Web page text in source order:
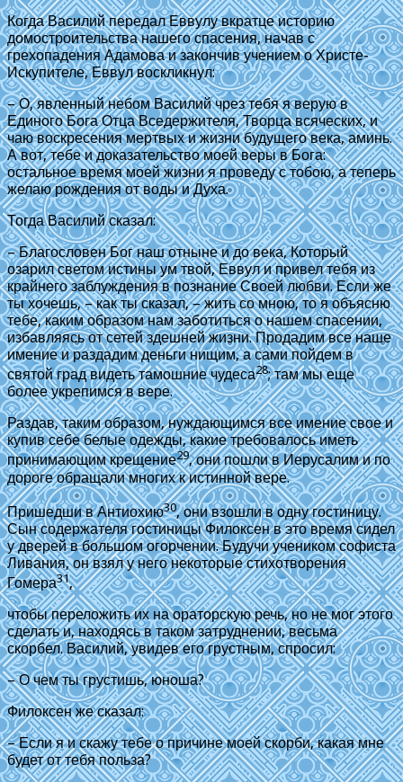
Когда Василий передал Еввулу вкратце историю
домостроительства нашего спасения, начав с
грехопадения Адамова и закончив учением о Христе-
Искупителе, Еввул воскликнул:
– О, явленный небом Василий чрез тебя я верую в
Единого Бога Отца Вседержителя, Творца всяческих, и
чаю воскресения мертвых и жизни будущего века, аминь.
А вот, тебе и доказательство моей веры в Бога:
остальное время моей жизни я проведу с тобою, а теперь
желаю рождения от воды и Духа.
Тогда Василий сказал:
– Благословен Бог наш отныне и до века, Который
озарил светом истины ум твой, Еввул и привел тебя из
крайнего заблуждения в познание Своей любви. Если же
ты хочешь, – как ты сказал, – жить со мною, то я объясню
тебе, каким образом нам заботиться о нашем спасении,
избавляясь от сетей здешней жизни. Продадим все наше
имение и раздадим деньги нищим, а сами пойдем в
святой град видеть тамошние чудеса28; там мы еще
более укрепимся в вере.
Раздав, таким образом, нуждающимся все имение свое и
купив себе белые одежды, какие требовалось иметь
принимающим крещение29, они пошли в Иерусалим и по
дороге обращали многих к истинной вере.
Пришедши в Антиохию30, они взошли в одну гостиницу.
Сын содержателя гостиницы Филоксен в это время сидел
у дверей в большом огорчении. Будучи учеником софиста
Ливания, он взял у него некоторые стихотворения
Гомера31,
чтобы переложить их на ораторскую речь, но не мог этого
сделать и, находясь в таком затруднении, весьма
скорбел. Василий, увидев его грустным, спросил:
– О чем ты грустишь, юноша?
Филоксен же сказал:
– Если я и скажу тебе о причине моей скорби, какая мне
будет от тебя польза?